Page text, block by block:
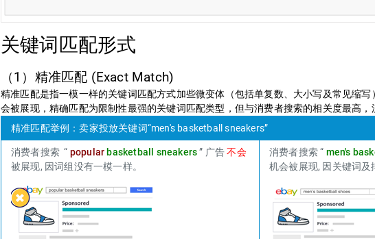
关键词匹配形式
（1）精准匹配 (Exact Match)
精准匹配是指一模一样的关键词匹配方式加些微变体（包括单复数、大小写及常见缩
会被展现，精确匹配为限制性最强的关键词匹配类型，但与消费者搜索的相关度最高
精准匹配举例：卖家投放关键词“men's basketball sneakers”
消费者搜索“ popular basketball sneakers” 广告不会
被展现, 因词组没有一模一样。
消费者搜索“ men's
机会被展现, 因关键词及